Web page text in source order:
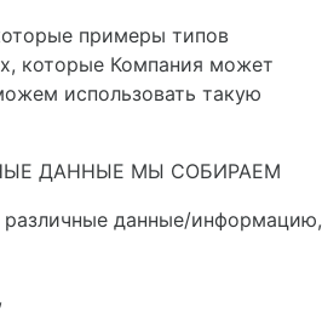
примеры типов
которые Компания может
использовать такую
ДАННЫЕ МЫ СОБИРАЕМ
данные/информацию,